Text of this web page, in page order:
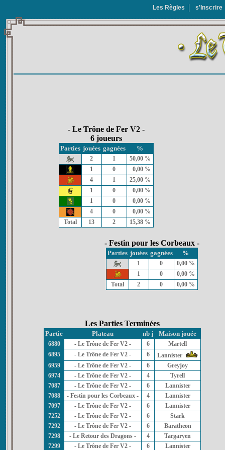
Les Règles s'Inscrire
- Le Trône de Fer V2 -
6 joueurs
Parties jouées gagnées %
2 1
50,00 %
1
0
0,00 %
4
1
25,00 %
1
0
0,00 %
1
0
0,00 %
4
0
0,00 %
Total
13 2 15,38 %
- Festin pour les Corbeaux -
Parties jouées gagnées %
1 0
0,00 %
1
0
0,00 %
Total
2 0 0,00 %
Les Parties Terminées
Partie Plateau nb j Maison jouée
6880 - Le Trône de Fer V2 - 6
Martell
6895
- Le Trône de Fer V2 - 6
Lannister
6959
- Le Trône de Fer V2 - 6
Greyjoy
6974
- Le Trône de Fer V2 - 4
Tyrell
7087
- Le Trône de Fer V2 - 6
Lannister
7088
- Festin pour les Corbeaux - 4
Lannister
7097
- Le Trône de Fer V2 - 6
Lannister
7252
- Le Trône de Fer V2 - 6
Stark
7292
- Le Trône de Fer V2 - 6
Baratheon
7298
- Le Retour des Dragons - 4
Targaryen
7299
- Le Trône de Fer V2 - 6
Lannister